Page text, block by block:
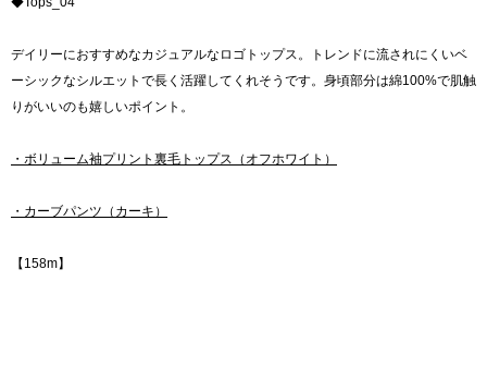
デイリーにおすすめなカジュアルなロゴトップス。トレンドに流されにくいベ
ーシックなシルエットで長く活躍してくれそうです。身頃部分は綿100%で肌触
りがいいのも嬉しいポイント。
・ボリューム袖プリント裏毛トップス（オフホワイト）
・カーブパンツ（カーキ）
【158m】